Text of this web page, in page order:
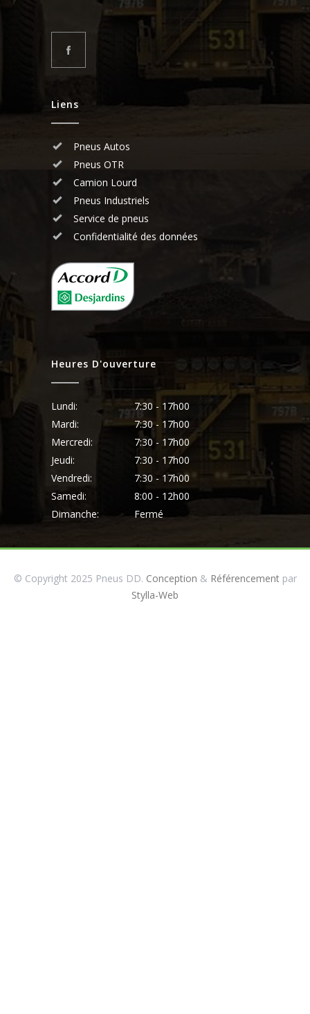
Liens
Pneus Autos
Pneus OTR
Camion Lourd
Pneus Industriels
Service de pneus
Confidentialité des données
Heures D'ouverture
Lundi:
7:30 - 17h00
Mardi:
7:30 - 17h00
Mercredi:
7:30 - 17h00
Jeudi:
7:30 - 17h00
Vendredi:
7:30 - 17h00
Samedi:
8:00 - 12h00
Dimanche:
Fermé
© Copyright 2025 Pneus DD. Conception & Référencementpar
Stylla-Web